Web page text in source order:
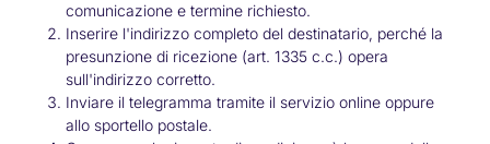
comunicazione e termine richiesto.
Inserire l'indirizzo completo del destinatario, perché la
presunzione di ricezione (art. 1335 c.c.) opera
sull'indirizzo corretto.
Inviare il telegramma tramite il servizio online oppure
allo sportello postale.